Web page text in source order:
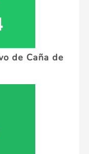
de Caña de